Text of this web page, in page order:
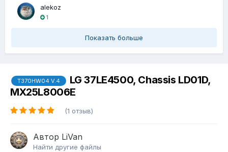
alekoz
1
Показать больше
T370HW04 V.4
LG 37LE4500, Chassis LD01D,
MX25L8006E
(1 отзыв)
Автор LiVan
Найти другие файлы